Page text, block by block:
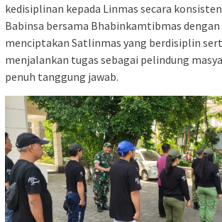
kedisiplinan kepada Linmas secara
Babinsa bersama Bhabinkamtibmas
menciptakan Satlinmas yang berdisiplin
menjalankan tugas sebagai pelindung
penuh tanggung jawab.